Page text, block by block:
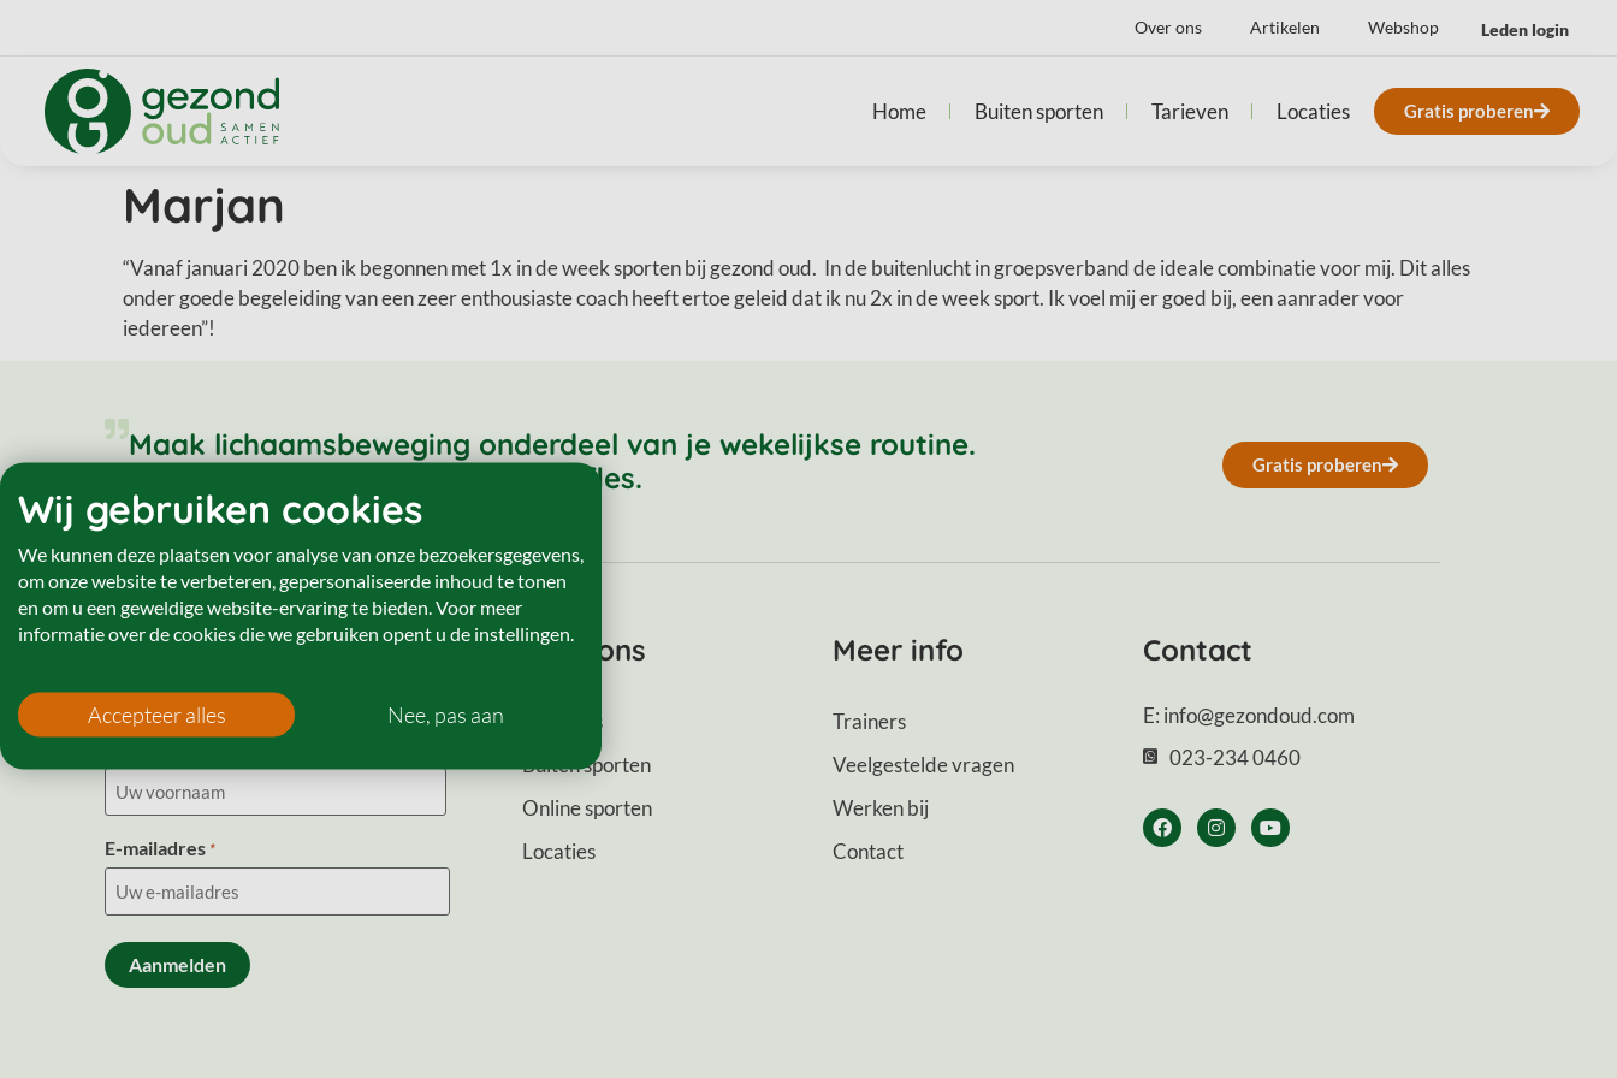
Over ons Artikelen Webshop Leden login
Home Buiten sporten Tarieven Locaties Gratis proberen
Marjan
“Vanaf januari 2020 ben ik begonnen met 1x in de week sporten bij gezond oud. In de buitenlucht in groepsverband de ideale combinatie voor mij. Dit alles
onder goede begeleiding van een zeer enthousiaste coach heeft ertoe geleid dat ik nu 2x in de week sport. Ik voel mij er goed bij, een aanrader voor
iedereen”!
Maak lichaamsbeweging onderdeel van je wekelijkse routine.
Meld je aan voor een gratis proefles.
Gratis proberen
Nieuwsbrief
Voornaam
E-mailadres *
CAPTCHA
Over ons
Over ons
Buiten sporten
Online sporten
Locaties
Meer info
Trainers
Veelgestelde vragen
Werken bij
Contact
Contact
E: info@gezondoud.com
023-234 0460
Wij gebruiken cookies
We kunnen deze plaatsen voor analyse van onze bezoekersgegevens,
om onze website te verbeteren, gepersonaliseerde inhoud te tonen
en om u een geweldige website-ervaring te bieden. Voor meer
informatie over de cookies die we gebruiken opent u de instellingen.
Accepteer alles Nee, pas aan